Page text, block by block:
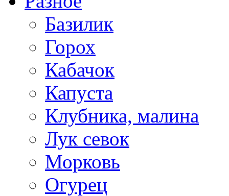
Базилик
Горох
Кабачок
Капуста
Клубника, малина
Лук севок
Морковь
Огурец